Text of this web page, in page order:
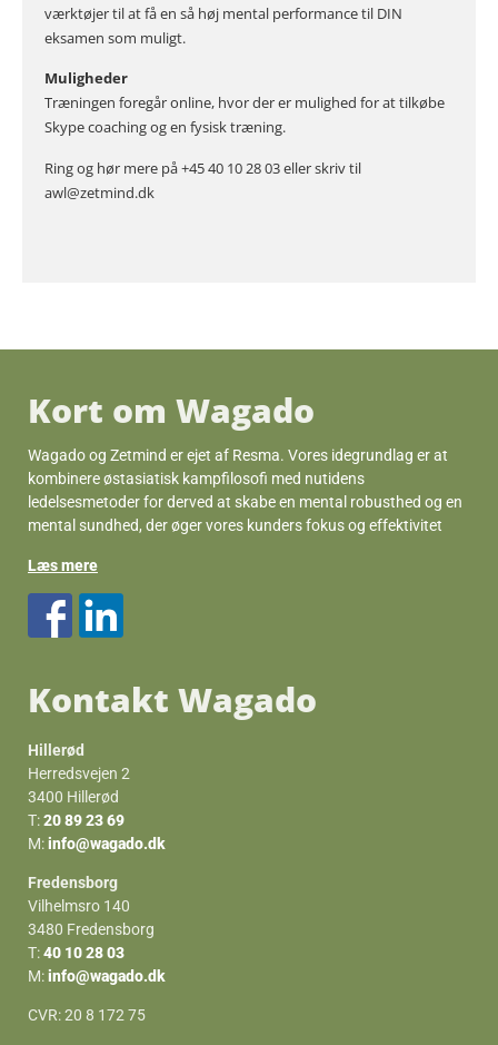
værktøjer til at få en så høj mental performance til DIN
eksamen som muligt.
Muligheder
Træningen foregår online, hvor der er mulighed for at tilkøbe
Skype coaching og en fysisk træning.
Ring og hør mere på +45 40 10 28 03 eller skriv til
awl@zetmind.dk
Kort om Wagado
Wagado og Zetmind er ejet af Resma. Vores idegrundlag er at
kombinere østasiatisk kampfilosofi med nutidens
ledelsesmetoder for derved at skabe en mental robusthed og en
mental sundhed, der øger vores kunders fokus og effektivitet
Læs mere
Kontakt Wagado
Hillerød
Herredsvejen 2
3400 Hillerød
T:20 89 23 69
M:info@wagado.dk
Fredensborg
Vilhelmsro 140
3480 Fredensborg
T:40 10 28 03
M:info@wagado.dk
CVR: 20 8 172 75